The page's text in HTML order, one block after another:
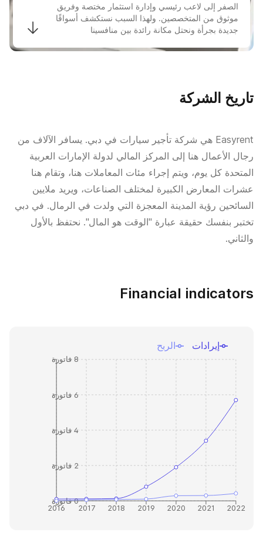
الصفر إلى لاعب رئيسي وإدارة استثمار مختصة وفريق
موثوق من المتخصصين. ولهذا السبب نستكشف أسواقًا
جديدة بجرأة ونحتل مكانة رائدة بين منافسينا
تاريخ الشركة
Easyrent هي شركة تأجير سيارات في دبي. يسافر الآلاف من
رجال الأعمال هنا إلى المركز المالي لدولة الإمارات العربية
المتحدة كل يوم، ويتم إجراء مئات المعاملات هنا، وتقام هنا
عشرات المعارض الكبيرة لمختلف الصناعات، ويريد ملايين
السائحين رؤية المدينة المعجزة التي ولدت في الرمال. في دبي
تختبر بنفسك حقيقة عبارة "الوقت هو المال". نحتفظ بالأول
والثاني.
Financial indicators
2016 2017 2018 2019 2020 2021 2022
0 فاتورة
2 فاتورة
4 فاتورة
6 فاتورة
8 فاتورة
إيرادات الربح